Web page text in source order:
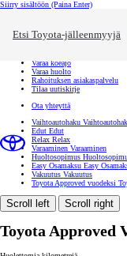
Siirry sisältöön (Paina Enter)
Etsi Toyota-jälleenmyyjä
Toyota palvelee Sulje
Varaa koeajo
Varaa huolto
Rahoituksen asiakaspalvelu
Tilaa uutiskirje
Ota yhteyttä
Vaihtoautohaku
Edut Edut
Relax Relax
Varaaminen Varaaminen
Huoltosopimus
Easy Osamaksu Easy
Vakuutus Vakuutus
Toyota Approved vuodeksi
Scroll left Scroll right
Toyota Approved